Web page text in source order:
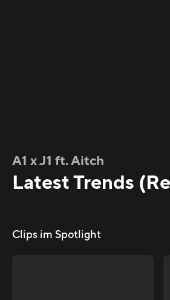
A1 x J1 ft. Aitch
Latest Trends
Clips im Spotlight